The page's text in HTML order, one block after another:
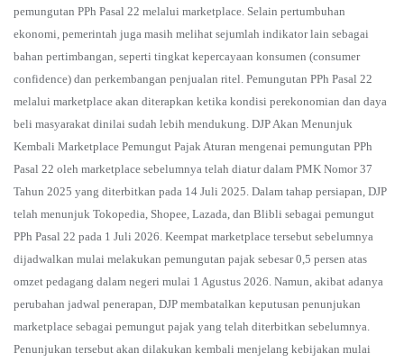
pemungutan PPh Pasal 22 melalui marketplace. Selain pertumbuhan
ekonomi, pemerintah juga masih melihat sejumlah indikator lain sebagai
bahan pertimbangan, seperti tingkat kepercayaan konsumen (consumer
confidence) dan perkembangan penjualan ritel. Pemungutan PPh Pasal 22
melalui marketplace akan diterapkan ketika kondisi perekonomian dan daya
beli masyarakat dinilai sudah lebih mendukung. DJP Akan Menunjuk
Kembali Marketplace Pemungut Pajak Aturan mengenai pemungutan PPh
Pasal 22 oleh marketplace sebelumnya telah diatur dalam PMK Nomor 37
Tahun 2025 yang diterbitkan pada 14 Juli 2025. Dalam tahap persiapan, DJP
telah menunjuk Tokopedia, Shopee, Lazada, dan Blibli sebagai pemungut
PPh Pasal 22 pada 1 Juli 2026. Keempat marketplace tersebut sebelumnya
dijadwalkan mulai melakukan pemungutan pajak sebesar 0,5 persen atas
omzet pedagang dalam negeri mulai 1 Agustus 2026. Namun, akibat adanya
perubahan jadwal penerapan, DJP membatalkan keputusan penunjukan
marketplace sebagai pemungut pajak yang telah diterbitkan sebelumnya.
Penunjukan tersebut akan dilakukan kembali menjelang kebijakan mulai